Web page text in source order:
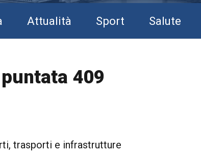
Attualità Sport Salute
409
trasporti e infrastrutture